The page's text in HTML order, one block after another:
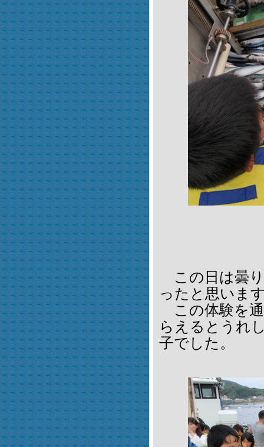
この日は曇
ったと思いま
この体験を通
らえるとうれ
子でした。